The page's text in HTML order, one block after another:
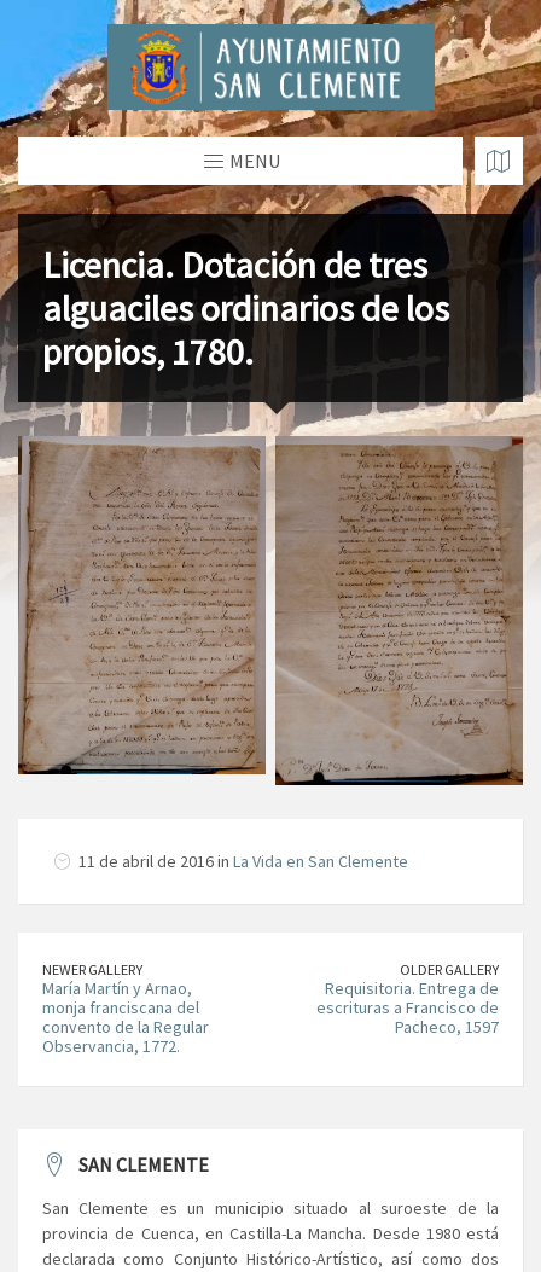
MENU
Licencia. Dotación de tres
alguaciles ordinarios de los
propios, 1780.
11 de abril de 2016 in La Vida en San Clemente
NEWER GALLERY
María Martín y Arnao,
monja franciscana del
convento de la Regular
Observancia, 1772.
OLDER GALLERY
Requisitoria. Entrega de
escrituras a Francisco de
Pacheco, 1597
SAN CLEMENTE
San Clemente es un municipio situado al suroeste de la
provincia de Cuenca, en Castilla-La Mancha. Desde 1980 está
declarada como Conjunto Histórico-Artístico, así como dos